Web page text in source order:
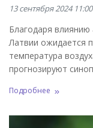
13 сентября 2024 11:00
Благодаря
Латвии ожидается
температура
прогнозируют
Подробнее